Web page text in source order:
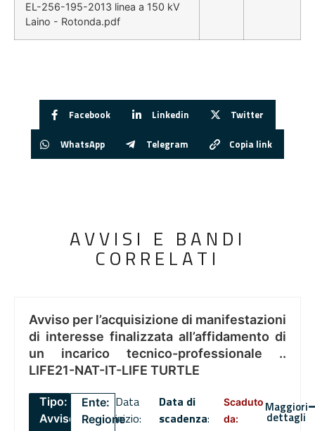
EL-256-195-2013 linea a 150 kV
Laino - Rotonda.pdf
Facebook Linkedin Twitter
WhatsApp Telegram Copia link
AVVISI E BANDI
CORRELATI
Avviso per l’acquisizione di manifestazioni
di interesse finalizzata all’affidamento di
un incarico tecnico-professionale ..
LIFE21-NAT-IT-LIFE TURTLE
Tipo:
Avviso
Ente:
Regione
Data
inizio:
Data di
scadenza:
Scaduto
da:
Maggiori
dettagli